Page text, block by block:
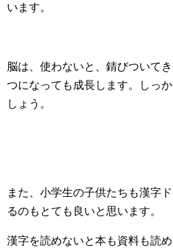
います。
脳は、使わないと、錆びついて
つになっても成長します。しっ
しょう。
また、小学生の子供たちも漢字
るのもとても良いと思います。
漢字を読めないと本も資料も読